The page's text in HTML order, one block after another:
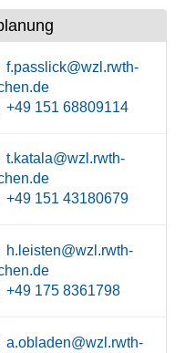
f.passlick@wzl.rwth-
+49 151 68809114
t.katala@wzl.rwth-
+49 151 43180679
h.leisten@wzl.rwth-
+49 175 8361798
a.obladen@wzl.rwth-